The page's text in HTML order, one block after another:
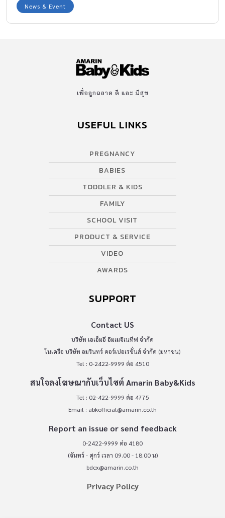
เหตุนี้ลองศึกษาถึงเคล็ดลับในการดูแลบุตรหลานของคุณขณะที่ใช้งาน
ช่องทางออนไลน์กัน
News & Event
เพื่อลูกฉลาด ดี และ มีสุข
USEFUL LINKS
PREGNANCY
BABIES
TODDLER & KIDS
FAMILY
SCHOOL VISIT
PRODUCT & SERVICE
VIDEO
AWARDS
SUPPORT
Contact US
บริษัท เอเอ็มอี อิมเมจิเนทีฟ จำกัด
ในเครือ บริษัท อมรินทร์ คอร์เปอเรชั่นส์ จำกัด (มหาชน)
Tel : 0-2422-9999 ต่อ 4510
สนใจลงโฆษณากับเว็บไซต์ Amarin Baby&Kids
Tel : 02-422-9999 ต่อ 4775
Email : abkofficial@amarin.co.th
Report an issue or send feedback
0-2422-9999 ต่อ 4180
(จันทร์ - ศุกร์ เวลา 09.00 - 18.00 น)
bdcx@amarin.co.th
Privacy Policy